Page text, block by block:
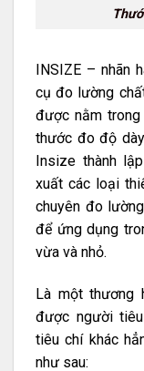
INSIZE – nhãn
cụ đo lường
được nằm
thước đo độ
Insize thành
xuất các loại
chuyên đo
để ứng dụng
vừa và nhỏ.
Là một thương
được người
tiêu chí khác
như sau: